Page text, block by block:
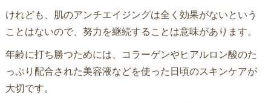
けれども、肌のアンチエイジングは全く効果がないという
ことはないので、努力を継続することは意味があります。
年齢に打ち勝つためには、コラーゲンやヒアルロン酸のた
っぷり配合された美容液などを使った日頃のスキンケアが
大切です。